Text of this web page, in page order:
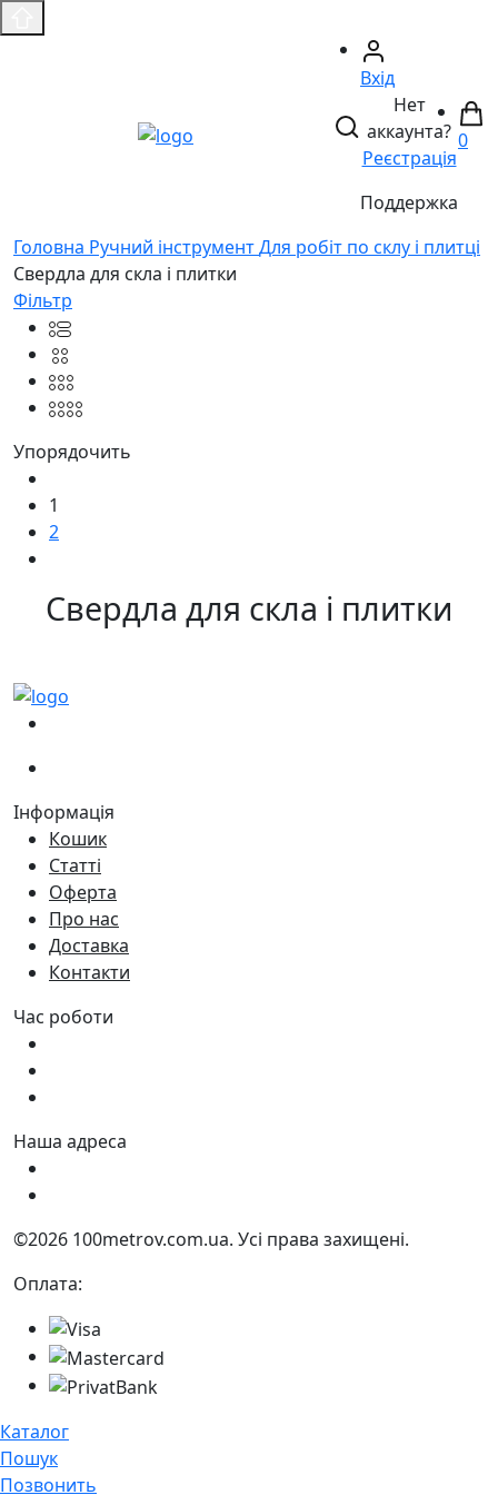
Вхід
Нет
аккаунта?
Реєстрація
Поддержка
0
Головнa Ручний інструментДля робіт по склу і плитці
Свердла для скла і плитки
Фільтр
Упорядочить
1
2
Свердла для скла і плитки
Інформація
Кошик
Статті
Оферта
Про нас
Доставка
Контакти
Час роботи
Наша адреса
©2026 100metrov.com.ua. Усі права захищені.
Оплата:
Каталог
Пошук
Позвонить